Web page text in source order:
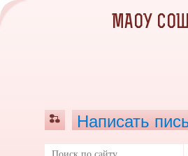
МАОУ
Написать